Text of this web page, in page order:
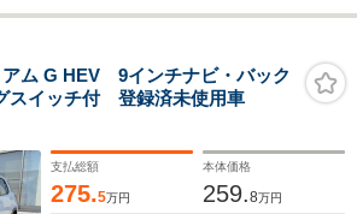
ム G HEV 9インチナビ・バック
スイッチ付 登録済未使用車
支払総額
275.5万円
本体価格
259.8万円